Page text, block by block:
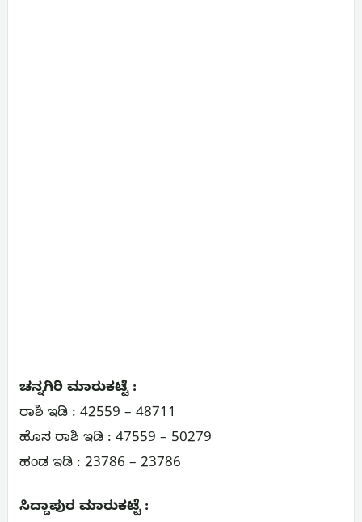
ಚನ್ನಗಿರಿ ಮಾರುಕಟ್ಟೆ :
ರಾಶಿ ಇಡಿ : 42559 – 48711
ಹೊಸ ರಾಶಿ ಇಡಿ : 47559 – 50279
ಹಂಡ ಇಡಿ : 23786 – 23786
ಸಿದ್ದಾಪುರ ಮಾರುಕಟ್ಟೆ :